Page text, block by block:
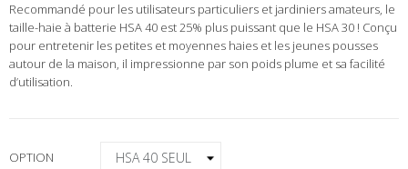
Recommandé pour les utilisateurs particuliers et jardiniers amateurs, le
taille-haie à batterie HSA 40 est 25% plus puissant que le HSA 30 ! Conçu
pour entretenir les petites et moyennes haies et les jeunes pousses
autour de la maison, il impressionne par son poids plume et sa facilité
d’utilisation.
OPTION